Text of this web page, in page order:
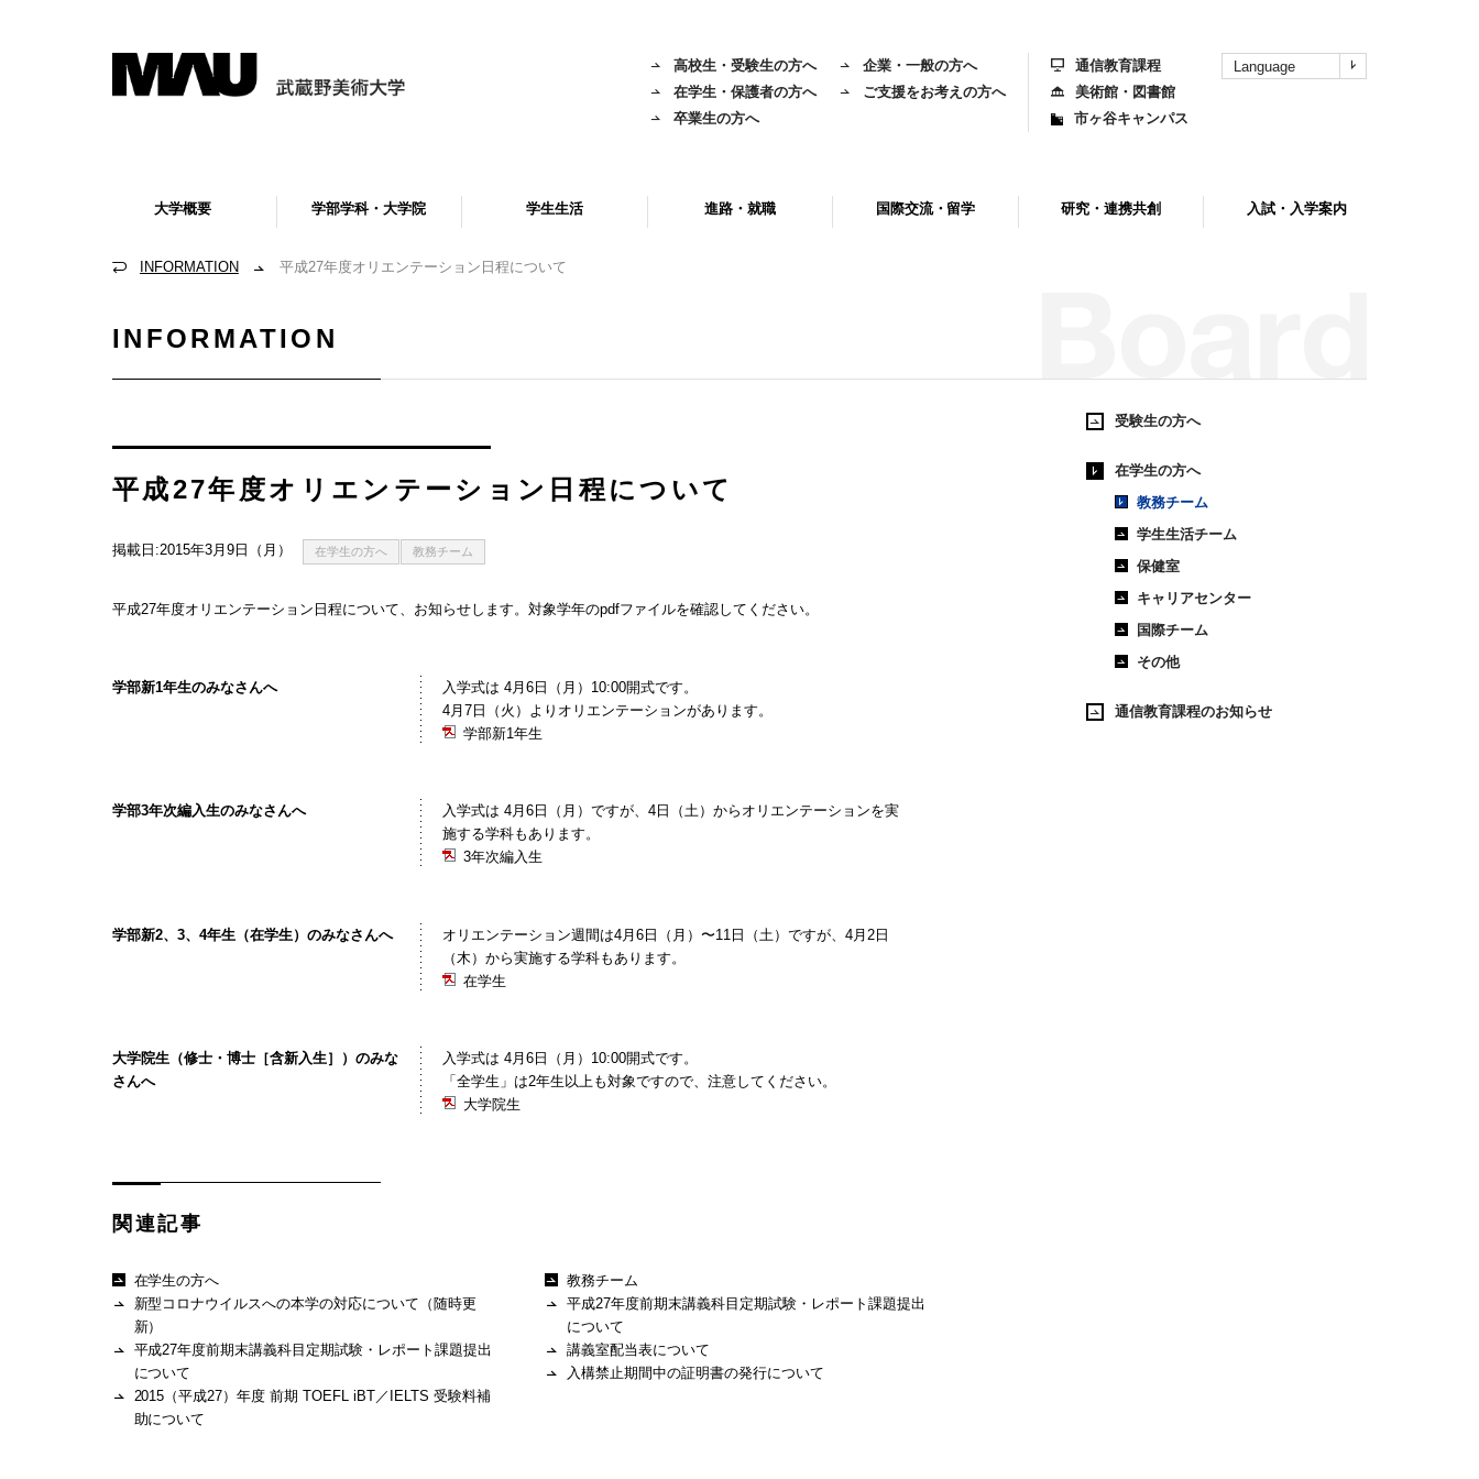
Language
通信教育課程
美術館・図書館
市ヶ谷キャンパス
高校生・受験生の方へ
在学生・保護者の方へ
卒業生の方へ
企業・一般の方へ
ご支援をお考えの方へ
大学概要 学部学科・大学院 学生生活 進路・就職 国際交流・留学 研究・連携共創 入試・入学案内
INFORMATION 平成27年度オリエンテーション日程について
INFORMATION
平成27年度オリエンテーション日程について
掲載日:2015年3月9日（月） 在学生の方へ 教務チーム
平成27年度オリエンテーション日程について、お知らせします。対象学年のpdfファイルを確認してください。
学部新1年生のみなさんへ
入学式は 4月6日（月）10:00開式です。
4月7日（火）よりオリエンテーションがあります。
学部新1年生
学部3年次編入生のみなさんへ
入学式は 4月6日（月）ですが、4日（土）からオリエンテーションを実
施する学科もあります。
3年次編入生
学部新2、3、4年生（在学生）のみなさんへ
オリエンテーション週間は4月6日（月）〜11日（土）ですが、4月2日
（木）から実施する学科もあります。
在学生
大学院生（修士・博士［含新入生］）のみな
さんへ
入学式は 4月6日（月）10:00開式です。
「全学生」は2年生以上も対象ですので、注意してください。
大学院生
関連記事
在学生の方へ
新型コロナウイルスへの本学の対応について（随時更
新）
平成27年度前期末講義科目定期試験・レポート課題提出
について
2015（平成27）年度 前期 TOEFL iBT／IELTS 受験料補
助について
教務チーム
平成27年度前期末講義科目定期試験・レポート課題提出
について
講義室配当表について
入構禁止期間中の証明書の発行について
受験生の方へ
在学生の方へ
教務チーム
学生生活チーム
保健室
キャリアセンター
国際チーム
その他
通信教育課程のお知らせ